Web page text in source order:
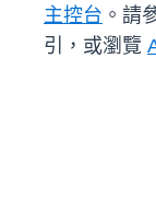
主控台 。請
引，或瀏覽